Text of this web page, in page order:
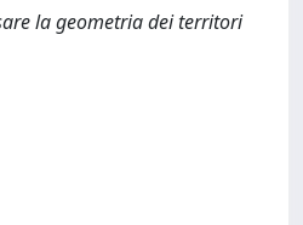
la geometria dei territori